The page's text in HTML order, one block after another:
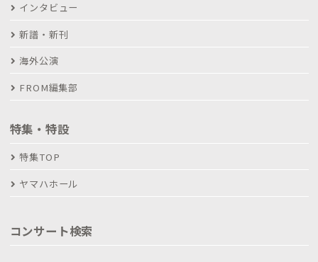
インタビュー
新譜・新刊
海外公演
FROM編集部
特集・特設
特集TOP
ヤマハホール
コンサート検索